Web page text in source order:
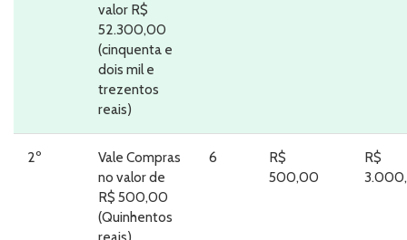
valor R$
52.300,00
(cinquenta e
dois mil e
trezentos
reais)
2º
Vale Compras
no valor de
R$ 500,00
(Quinhentos
6
R$
500,00
R$